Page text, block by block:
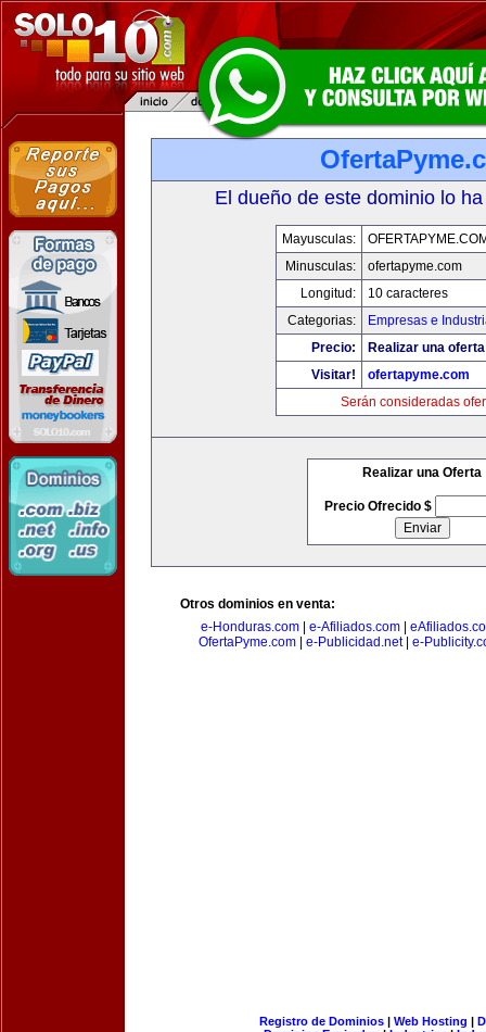
El dueño de este dominio lo
Mayusculas:
Minusculas:
ofertapyme.com
Longitud:
10 caracteres
Categorias:
Empresas e
Precio:
Realizar una
Visitar!
ofertapyme.com
Serán consideradas
Realizar una Oferta
Precio Ofrecido $
Otros dominios en venta:
e-Honduras.com| e-Afiliados.com|
OfertaPyme.com| e-Publicidad.net| e-
Registro de Dominios| Web Hosting |